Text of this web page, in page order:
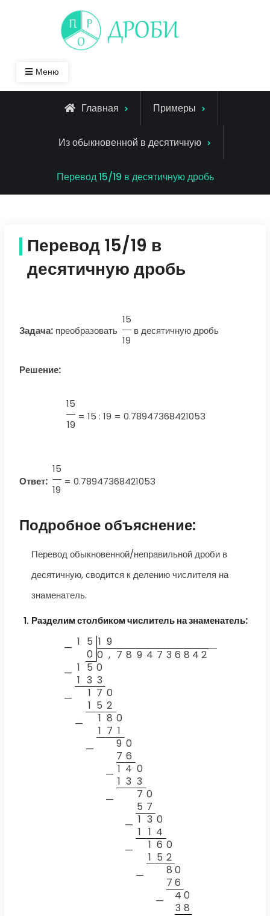
Меню
Главная Примеры
Из обыкновенной в десятичную
Перевод 15/19 в десятичную дробь
Перевод 15/19 в
десятичную дробь
Задача:преобразовать
15
19
в десятичную дробь
Решение:
15
19
= 15 : 19 = 0.78947368421053
Ответ:
15
19
= 0.78947368421053
Подробное объяснение:
Перевод обыкновенной/неправильной дроби в
десятичную, сводится к делению числителя на
знаменатель.
Разделим столбиком числитель на знаменатель:
— 1 5 1 9
0 0 , 7 8 9 4 7 3 6 8 4 2
— 1 5 0
1 3 3
—
1 7 0
1 5 2
—
1 8 0
1 7 1
—
9 0
7 6
— 1 4 0
1 3 3
—
7 0
5 7
— 1 3 0
1 1 4
—
1 6 0
1 5 2
—
8 0
7 6
—
4 0
3 8